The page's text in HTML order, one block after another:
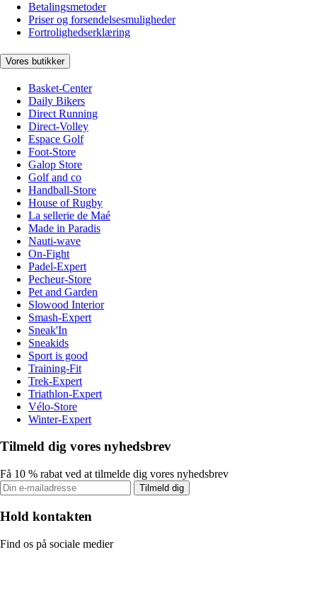
Betalingsmetoder
Priser og forsendelsesmuligheder
Fortrolighedserklæring
Vores butikker
Basket-Center
Daily Bikers
Direct Running
Direct-Volley
Espace Golf
Foot-Store
Galop Store
Golf and co
Handball-Store
House of Rugby
La sellerie de Maé
Made in Paradis
Nauti-wave
On-Fight
Padel-Expert
Pecheur-Store
Pet and Garden
Slowood Interior
Smash-Expert
Sneak'In
Sneakids
Sport is good
Training-Fit
Trek-Expert
Triathlon-Expert
Vélo-Store
Winter-Expert
Tilmeld dig vores nyhedsbrev
Få 10 % rabat ved at tilmelde dig vores nyhedsbrev
Tilmeld dig
Hold kontakten
Find os på sociale medier